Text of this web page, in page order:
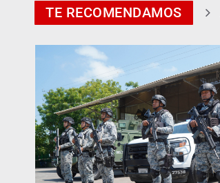
TE RECOMENDAMOS